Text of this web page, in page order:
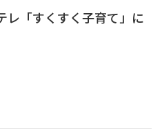
レ「すくすく子育て」に